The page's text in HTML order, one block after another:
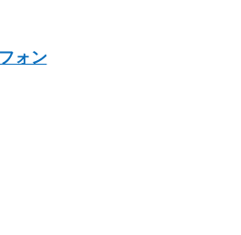
ォン